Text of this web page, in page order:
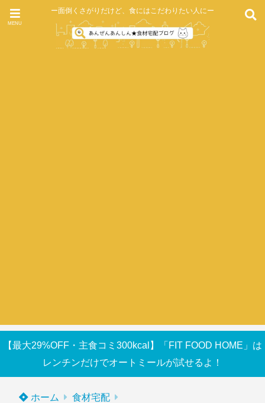
MENU
ー面倒くさがりだけど、食にはこだわりたい人にー
【最大29%OFF・主食コミ300kcal】「FIT FOOD HOME」は
レンチンだけでオートミールが試せるよ！
ホーム
食材宅配